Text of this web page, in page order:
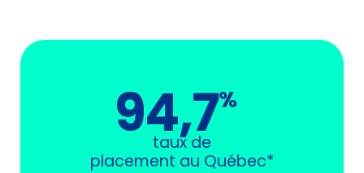
94,7%
taux de
placement au Québec*